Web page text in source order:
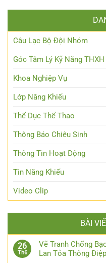
Câu Lạc Bộ Đội Nhóm
Góc Tâm Lý Kỹ Năng THXH
Khoa Nghiệp Vụ
Lớp Năng Khiếu
Thể Dục Thể Thao
Thông Báo Chiêu Sinh
Thông Tin Hoạt Động
Tin Năng Khiếu
Video Clip
BÀI
26
Th6
Vẽ Tranh Chống
Lan Tỏa Thông Điệp